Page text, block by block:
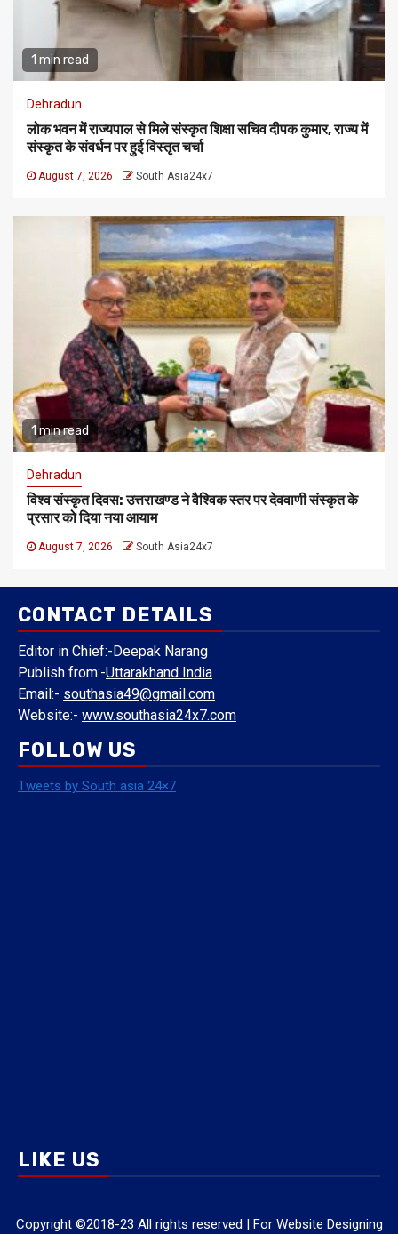
1 min read
Dehradun
लोक भवन में राज्यपाल से मिले संस्कृत शिक्षा सचिव दीपक कुमार, राज्य में
संस्कृत के संवर्धन पर हुई विस्तृत चर्चा
August 7, 2026 South Asia24x7
1 min read
Dehradun
विश्व संस्कृत दिवस: उत्तराखण्ड ने वैश्विक स्तर पर देववाणी संस्कृत के
प्रसार को दिया नया आयाम
August 7, 2026 South Asia24x7
CONTACT DETAILS
Editor in Chief:-Deepak Narang
Publish from:-Uttarakhand India
Email:- southasia49@gmail.com
Website:- www.southasia24x7.com
FOLLOW US
Tweets by South asia 24×7
LIKE US
Copyright ©2018-23 All rights reserved | For Website Designing